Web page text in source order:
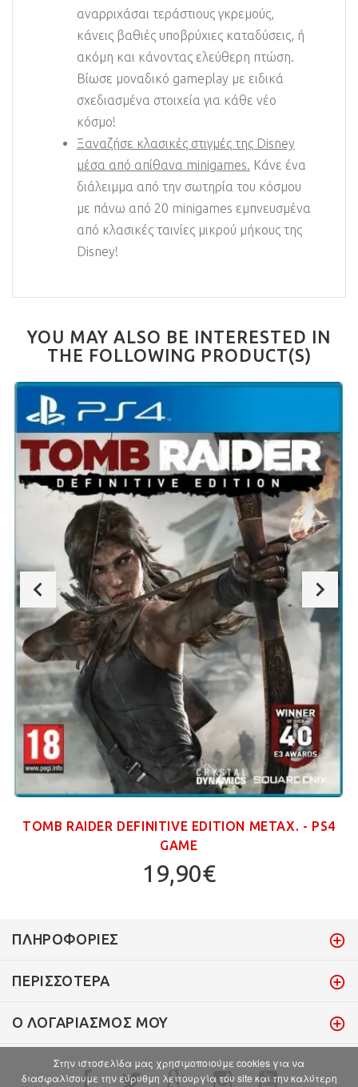
αναρριχάσαι τεράστιους γκρεμούς,
κάνεις βαθιές υποβρύχιες καταδύσεις, ή
ακόμη και κάνοντας ελεύθερη πτώση.
Βίωσε μοναδικό gameplay με ειδικά
σχεδιασμένα στοιχεία για κάθε νέο
κόσμο!
Ξαναζήσε κλασικές στιγμές της Disney
μέσα από απίθανα minigames. Κάνε ένα
διάλειμμα από την σωτηρία του κόσμου
με πάνω από 20 minigames εμπνευσμένα
από κλασικές ταινίες μικρού μήκους της
Disney!
YOU MAY ALSO BE INTERESTED IN
THE FOLLOWING PRODUCT(S)
TOMB RAIDER DEFINITIVE EDITION ΜΕΤΑΧ. - PS4
GAME
19,90€
ΠΛΗΡΟΦΟΡΊΕΣ
ΠΕΡΙΣΣΌΤΕΡΑ
Ο ΛΟΓΑΡΙΑΣΜΌΣ ΜΟΥ
Στην ιστοσελίδα μας χρησιμοποιούμε cookies για να
διασφαλίσουμε την εύρυθμη λειτουργία του site και την καλύτερη